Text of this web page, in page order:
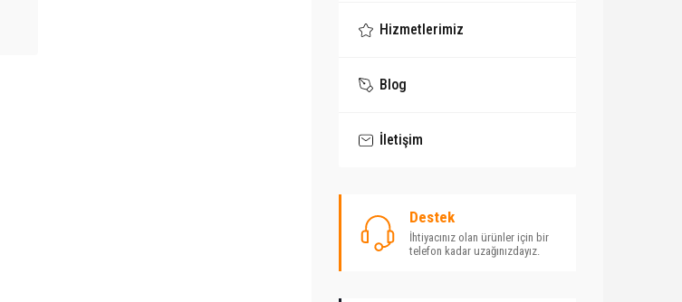
Hizmetlerimiz
Blog
İletişim
Destek
İhtiyacınız olan ürünler için bir
telefon kadar uzağınızdayız.